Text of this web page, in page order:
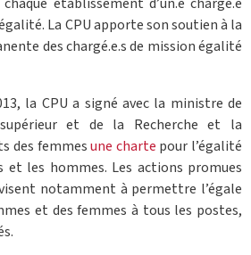
La CPU apporte son soutien à la
des chargé.e.s de mission égalité
la CPU a signé avec la ministre de
supérieur et de la Recherche et la
des femmesune charte pour l’égalité
et les hommes. Les actions promues
notamment à permettre l’égale
et des femmes à tous les postes,